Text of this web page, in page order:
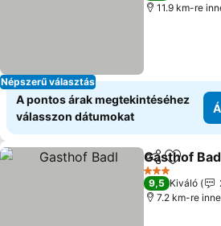
Népszerű választás
11.9 km-re
A pontos árak megtekintéséhez
válasszon dátumokat
Megosztás
Gasthof
3 Kategória
9,5 Kiváló
7.2 km-re